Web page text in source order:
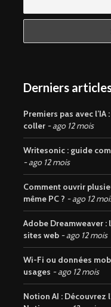
Derniers
Premiers pas avec
coller
ago 12 mois
Writesonic : guide
ago 12 mois
Comment ouvrir
même PC ?
ago 12
Adobe Dreamweaver
sites web
ago 12 mois
Wi-Fi ou données
usages
ago 12 mois
Notion AI : Découvrez